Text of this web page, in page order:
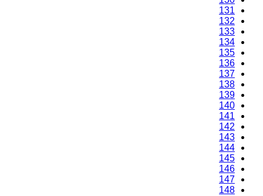
131
132
133
134
135
136
137
138
139
140
141
142
143
144
145
146
147
148